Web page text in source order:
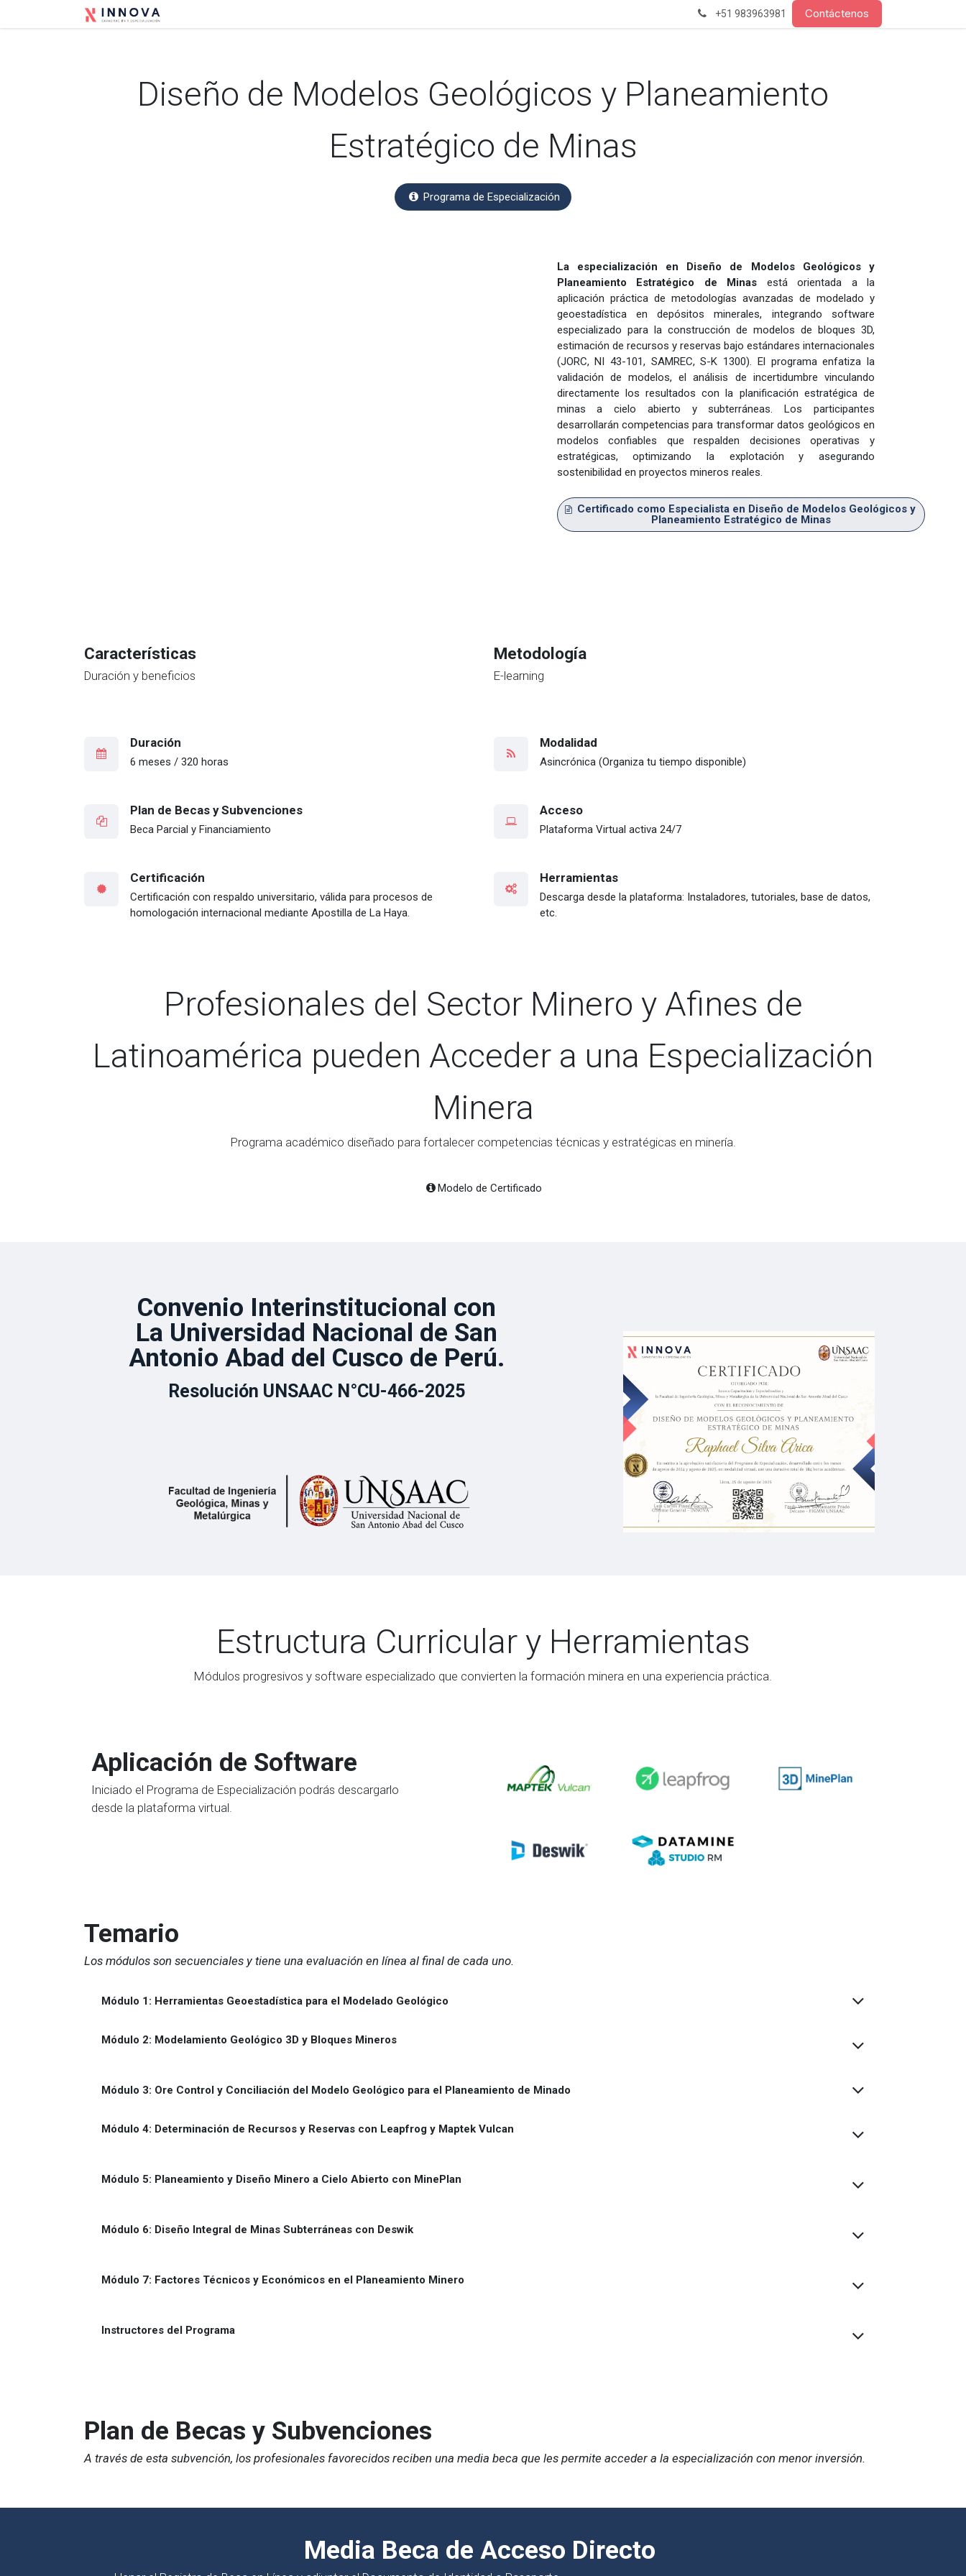
+51 983963981 Contáctenos
Diseño de Modelos Geológicos y ​Planeamiento
Estratégico de Minas
Programa de Especialización
La especialización en Diseño de Modelos Geológicos y
Planeamiento Estratégico de Minas está orientada a la
aplicación práctica de metodologías avanzadas de modelado y
geoestadística en depósitos minerales, integrando software
especializado para la construcción de modelos de bloques 3D,
estimación de recursos y reservas bajo estándares internacionales
(JORC, NI 43-101, SAMREC, S-K 1300). El programa enfatiza la
validación de modelos, el análisis de incertidumbre vinculando
directamente los resultados con la planificación estratégica de
minas a cielo abierto y subterráneas. Los participantes
desarrollarán competencias para transformar datos geológicos en
modelos confiables que respalden decisiones operativas y
estratégicas, optimizando la explotación y asegurando
sostenibilidad en proyectos mineros reales.
Certificado como Especialista en Diseño de Modelos Geológicos y
Planeamiento Estratégico de Minas
Características
Duración y beneficios
Duración
6 meses / 320 horas
Plan de Becas y Subvenciones
Beca Parcial y Financiamiento
Certificación
Certificación con respaldo universitario, válida para procesos de
homologación internacional mediante Apostilla de La Haya.
Metodología
E-learning
Modalidad
Asincrónica (Organiza tu tiempo disponible)
Acceso
Plataforma Virtual activa 24/7
Herramientas
Descarga desde la plataforma: Instaladores, tutoriales, base de datos,
etc.
Profesionales del Sector Minero y Afines de
Latinoamérica pueden Acceder a una Especialización
Minera
Programa académico diseñado para fortalecer competencias técnicas y estratégicas en minería.
Modelo de Certificado
Convenio Interinstitucional con
La Universidad Nacional de San
Antonio Abad del Cusco de Perú.
Resolución UNSAAC N°CU-466-2025
Estructura Curricular y Herramientas
Módulos progresivos y software especializado que convierten la formación minera en una experiencia práctica.
Aplicación de Software
Iniciado el Programa de Especialización podrás descargarlo
desde la plataforma virtual.
Temario
Los módulos son secuenciales y tiene una evaluación en línea al final de cada uno.
Módulo 1: Herramientas Geoestadística para el Modelado Geológico
Módulo 2: Modelamiento Geológico 3D y Bloques Mineros
Módulo 3: Ore Control y Conciliación del Modelo Geológico para el Planeamiento de Minado
Módulo 4: Determinación de Recursos y Reservas con Leapfrog y Maptek Vulcan
Módulo 5: Planeamiento y Diseño Minero a Cielo Abierto con MinePlan
Módulo 6: Diseño Integral de Minas Subterráneas con Deswik
Módulo 7: Factores Técnicos y Económicos en el Planeamiento Minero
Instructores del Programa
Plan de Becas y Subvenciones
A través de esta subvención, los profesionales favorecidos reciben una media beca que les permite acceder a la especialización con menor inversión.
Media Beca de Acceso Directo